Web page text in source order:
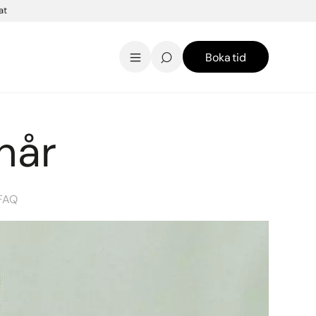
KontaktEnglish
Boka tid